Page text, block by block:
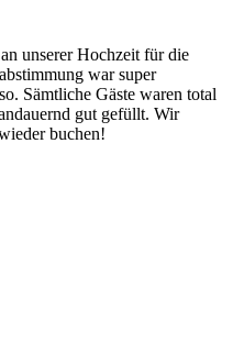
unserer Hochzeit für die
war super
Sämtliche Gäste waren total
gut gefüllt. Wir
buchen!